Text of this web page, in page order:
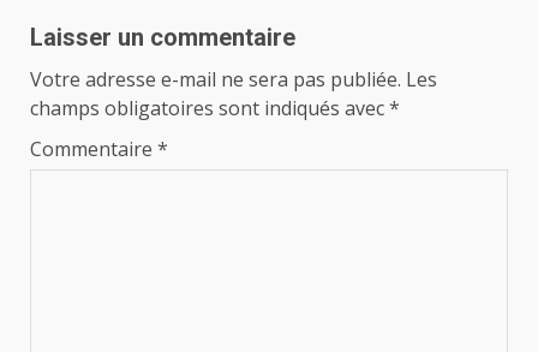
Laisser un commentaire
Votre adresse e-mail ne sera pas publiée. Les
champs obligatoires sont indiqués avec*
Commentaire *